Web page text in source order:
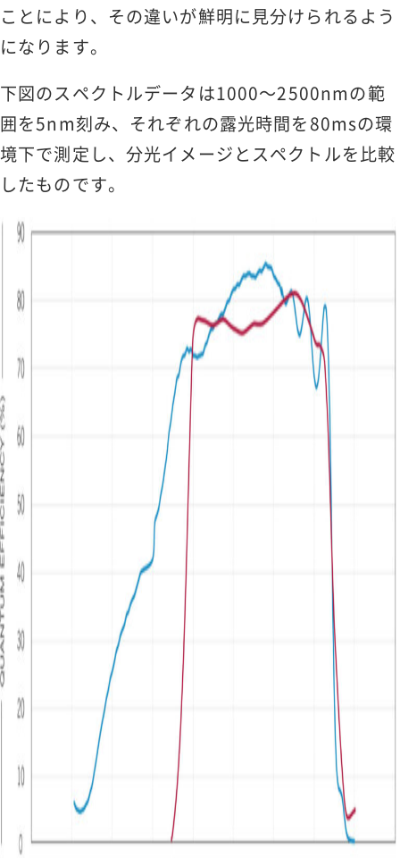
ことにより、その違いが鮮明に見分けられるよう
になります。
下図のスペクトルデータは1000～2500nmの範
囲を5nm刻み、それぞれの露光時間を80msの環
境下で測定し、分光イメージとスペクトルを比較
したものです。